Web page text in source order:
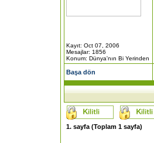
Kayıt: Oct 07, 2006
Mesajlar: 1856
Konum: Dünya'nın Bi Yerinden
Başa dön
1. sayfa (Toplam 1 sayfa)